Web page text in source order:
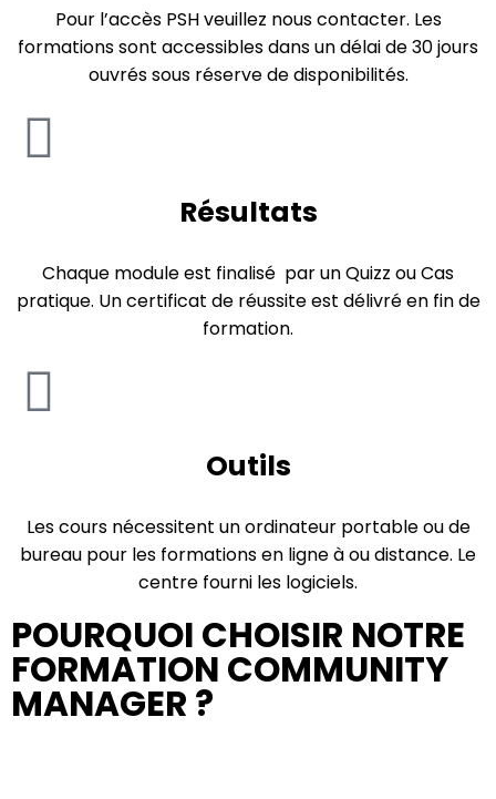
Pour l’accès PSH veuillez nous contacter. Les
formations sont accessibles dans un délai de 30 jours
ouvrés sous réserve de disponibilités.
Résultats
Chaque module est finalisé par un Quizz ou Cas
pratique. Un certificat de réussite est délivré en fin de
formation.
Outils
Les cours nécessitent un ordinateur portable ou de
bureau pour les formations en ligne à ou distance. Le
centre fourni les logiciels.
POURQUOI CHOISIR NOTRE
FORMATION COMMUNITY
MANAGER ?